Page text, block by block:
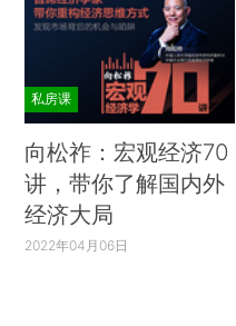
私房课
向松祚：宏观经济70
讲，带你了解国内外
经济大局
2022年04月06日